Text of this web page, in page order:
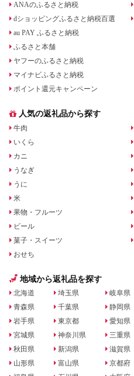
ANAのふるさと納税
dショッピングふるさと納税百選
au PAY ふるさと納税
ふるさと本舗
ヤフーのふるさと納税
マイナビふるさと納税
ポイント還元キャンペーン
人気の返礼品から探す
牛肉
いくら
カニ
うなぎ
うに
米
果物・フルーツ
ビール
菓子・スイーツ
おせち
地域から返礼品を探す
北海道
青森県
岩手県
宮城県
秋田県
山形県
埼玉県
千葉県
東京都
神奈川県
新潟県
富山県
岐阜県
静岡県
愛知県
三重県
滋賀県
京都府